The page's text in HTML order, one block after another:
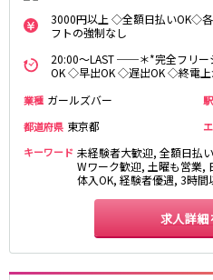
3000円以上 ◇全額日払いOK◇
フトの強制なし
20:00～LAST ──＊*完全フリ
OK ◇早出OK ◇遅出OK ◇終電上
業種 ガールズバー 駅
都道府県 東京都
キーワード 未経験者大歓迎, 全額日払
Wワーク歓迎, 土曜も営業,
体入OK, 経験者優遇, 3時間
求人詳細
西川口駅
大井
大森駅
鶴見駅
王子
都営浅草線
新橋駅
五反
浅草駅
浅草
東京メトロ銀座線